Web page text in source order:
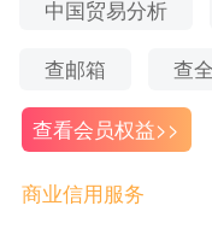
了解相关服务，可
申请产品试用。
中国贸易分析
查邮箱 查
查看会员权益>>
商业信用服务